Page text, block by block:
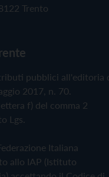
Trento
pubblici all'editoria
2017, n. 70.
f) del comma 2
Lgs.
Italiana
allo IAP (Istituto